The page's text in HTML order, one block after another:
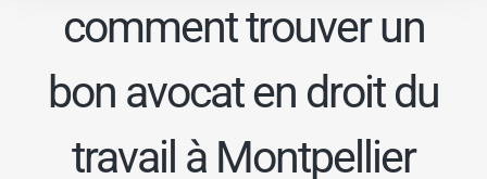
comment trouver un
bon avocat en droit du
travail à Montpellier